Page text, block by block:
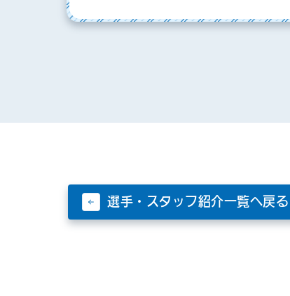
選手・スタッフ紹介一覧へ戻る